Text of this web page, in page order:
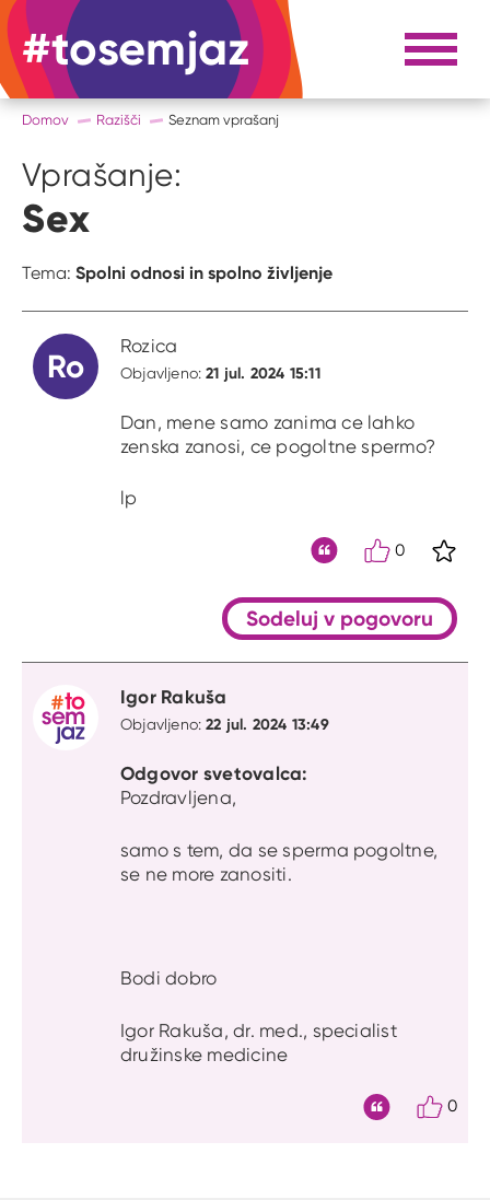
#tosemjaz #to sem jaz Razpri
Domov Razišči Seznam vprašanj
Vprašanje:
Sex
Tema: Spolni odnosi in spolno življenje
Ro
Rozica
Objavljeno:21 jul. 2024 15:11
Dan, mene samo zanima ce lahko
zenska zanosi, ce pogoltne spermo?
lp
0
Sodeluj v pogovoru
Igor Rakuša
Objavljeno:22 jul. 2024 13:49
Odgovor svetovalca:
Pozdravljena,
samo s tem, da se sperma pogoltne,
se ne more zanositi.
Bodi dobro
Igor Rakuša, dr. med., specialist
družinske medicine
0